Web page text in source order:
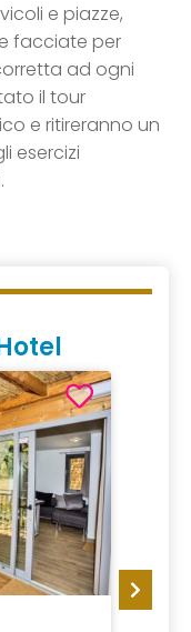
e piazze,
facciate per
ad ogni
il tour
e ritireranno un
esercizi